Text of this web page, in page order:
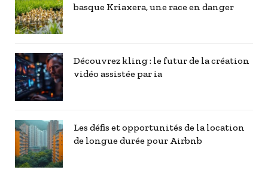
basque Kriaxera, une race en danger
Découvrez kling : le futur de la création
vidéo assistée par ia
Les défis et opportunités de la location
de longue durée pour Airbnb